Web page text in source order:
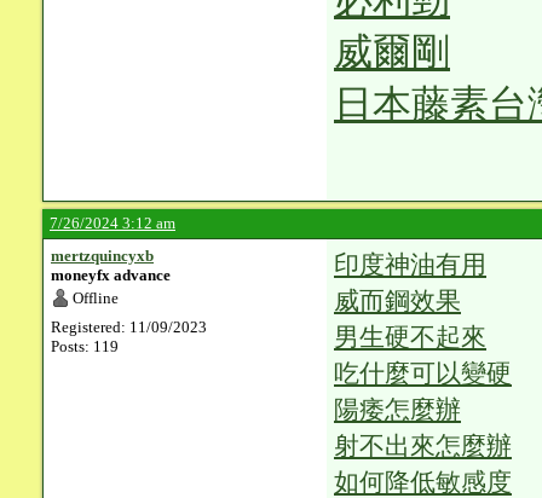
威爾剛
日本藤素
7/26/2024 3:12 am
mertzquincyxb
moneyfx advance
Offline
Registered: 11/09/2023
Posts: 119
印度神油有用
威而鋼效果
男生硬不起來
吃什麼可以變硬
陽痿怎麼辦
射不出來怎麼辦
如何降低敏感度